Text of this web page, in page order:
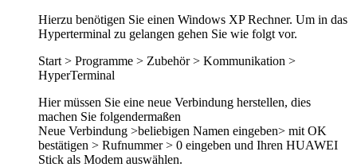
Hierzu benötigen Sie einen Windows XP Rechner. Um in das
Hyperterminal zu gelangen gehen Sie wie folgt vor.
Start > Programme > Zubehör > Kommunikation >
HyperTerminal
Hier müssen Sie eine neue Verbindung herstellen, dies
machen Sie folgendermaßen
Neue Verbindung >beliebigen Namen eingeben> mit OK
bestätigen > Rufnummer > 0 eingeben und Ihren HUAWEI
Stick als Modem auswählen.